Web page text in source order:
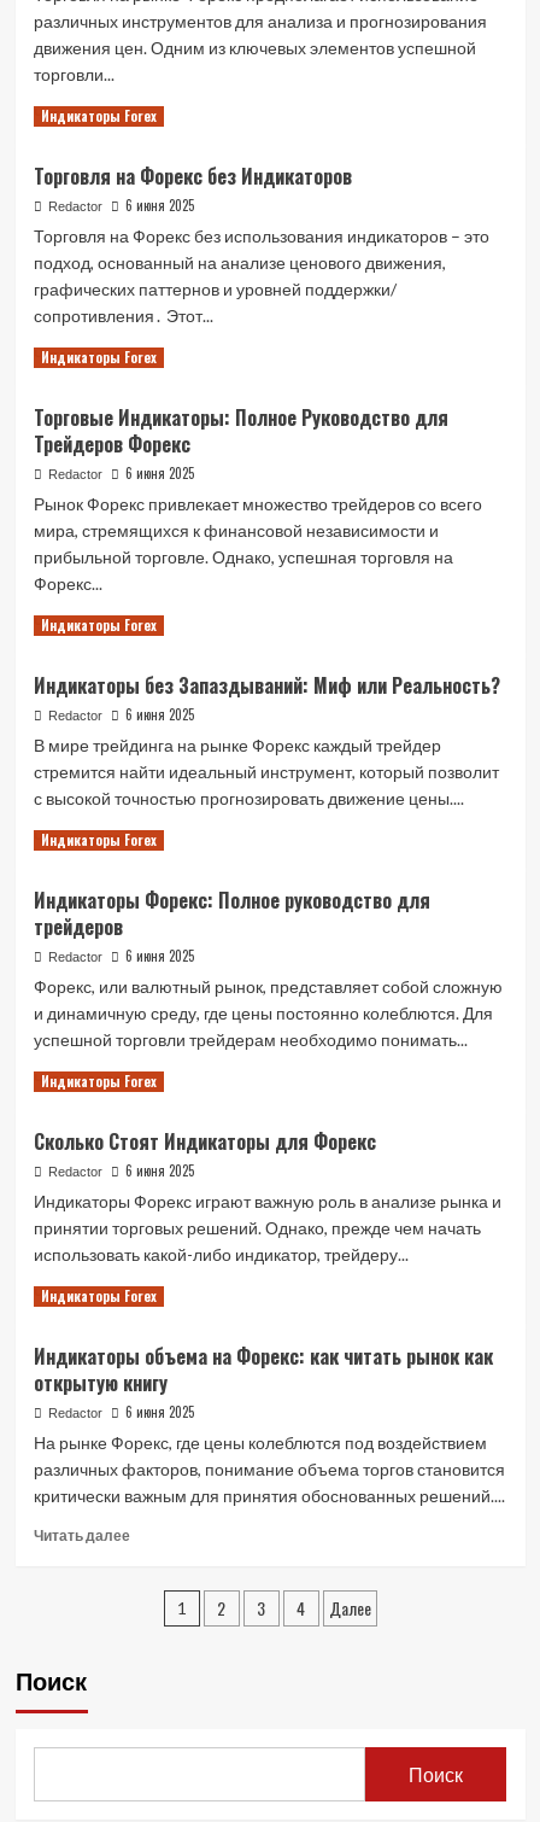
руководство
для
трейдеров
различных инструментов для анализа и прогнозирования
движения цен. Одним из ключевых элементов успешной
торговли...
Читать далееRead
Индикаторы
при
на
Форекс
Индикаторы Forex
Торговля на Форекс без Индикаторов
Redactor 6 июня 2025
Торговля на Форекс без использования индикаторов – это
подход, основанный на анализе ценового движения,
графических паттернов и уровней поддержки/
сопротивления․ Этот...
Читать далееRead
Торговля
на
Форекс
Индикаторов
Индикаторы Forex
Торговые Индикаторы: Полное Руководство для
Трейдеров Форекс
Redactor 6 июня 2025
Рынок Форекс привлекает множество трейдеров со всего
мира, стремящихся к финансовой независимости и
прибыльной торговле. Однако, успешная торговля на
Форекс...
Читать далееRead
Торговые
Индикаторы:
Руководство
для
Трейдеров
Форекс
Индикаторы Forex
Индикаторы без Запаздываний: Миф или Реальность?
Redactor 6 июня 2025
В мире трейдинга на рынке Форекс каждый трейдер
стремится найти идеальный инструмент, который позволит
с высокой точностью прогнозировать движение цены....
Читать далееRead
Индикаторы
Запаздываний:
или
Реальность?
Индикаторы Forex
Индикаторы Форекс: Полное руководство для
трейдеров
Redactor 6 июня 2025
Форекс, или валютный рынок, представляет собой сложную
и динамичную среду, где цены постоянно колеблются. Для
успешной торговли трейдерам необходимо понимать...
Читать далееRead
Индикаторы
Форекс:
руководство
для
трейдеров
Индикаторы Forex
Сколько Стоят Индикаторы для Форекс
Redactor 6 июня 2025
Индикаторы Форекс играют важную роль в анализе рынка и
принятии торговых решений. Однако, прежде чем начать
использовать какой-либо индикатор, трейдеру...
Читать далееRead
Сколько
Стоят
Индикаторы
Форекс
Индикаторы Forex
Индикаторы объема на Форекс: как читать рынок как
открытую книгу
Redactor 6 июня 2025
На рынке Форекс, где цены колеблются под воздействием
различных факторов, понимание объема торгов становится
критически важным для принятия обоснованных решений....
Читать далееRead
Индикаторы
объема
книгу
Пагинация
1 2 3 4 Далее
Поиск
Поиск